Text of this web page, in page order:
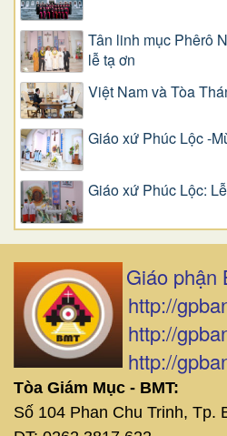
Tân linh mục Phêrô
lễ tạ ơn
Việt Nam và Tòa
Giáo xứ Phúc Lộc -
Giáo xứ Phúc Lộc:
Giáo phận
http://
http://
http://
Tòa Giám Mục - BMT:
Số 104 Phan Chu Trinh, Tp.